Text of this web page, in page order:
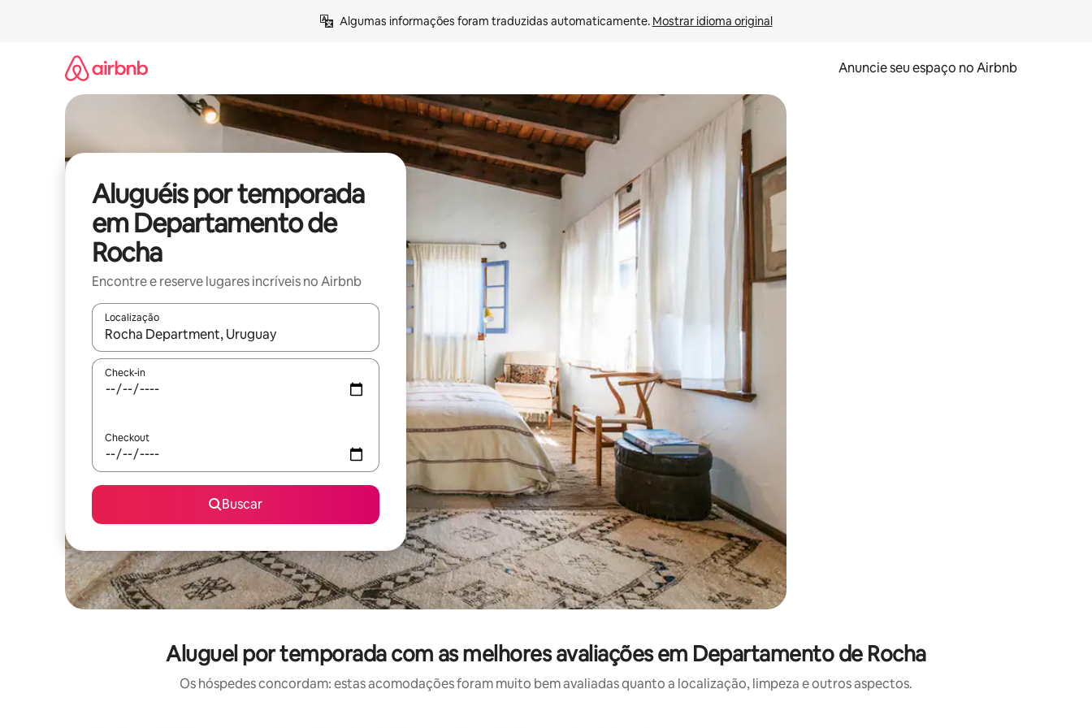
Algumas informações foram traduzidas automaticamente. Mostrar idioma original
Anuncie seu espaço no Airbnb
Aluguéis por temporada
em Departamento de
Rocha
Encontre e reserve lugares incríveis no Airbnb
Localização
Quando os resultados estiverem disponíveis, explore-os usando as seta para cima e para baixo do teclado ou tocando e deslizando o dedo na tela.
Check-in
Checkout
Buscar
Aluguel por temporada com as melhores avaliações em Departamento de Rocha
Os hóspedes concordam: estas acomodações foram muito bem avaliadas quanto a localização, limpeza e outros aspectos.